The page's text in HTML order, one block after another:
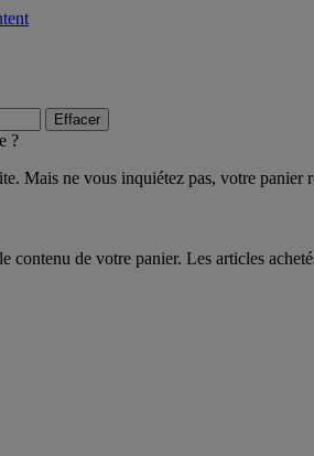
Effacer
?
Mais ne vous inquiétez pas, votre panier
contenu de votre panier. Les articles